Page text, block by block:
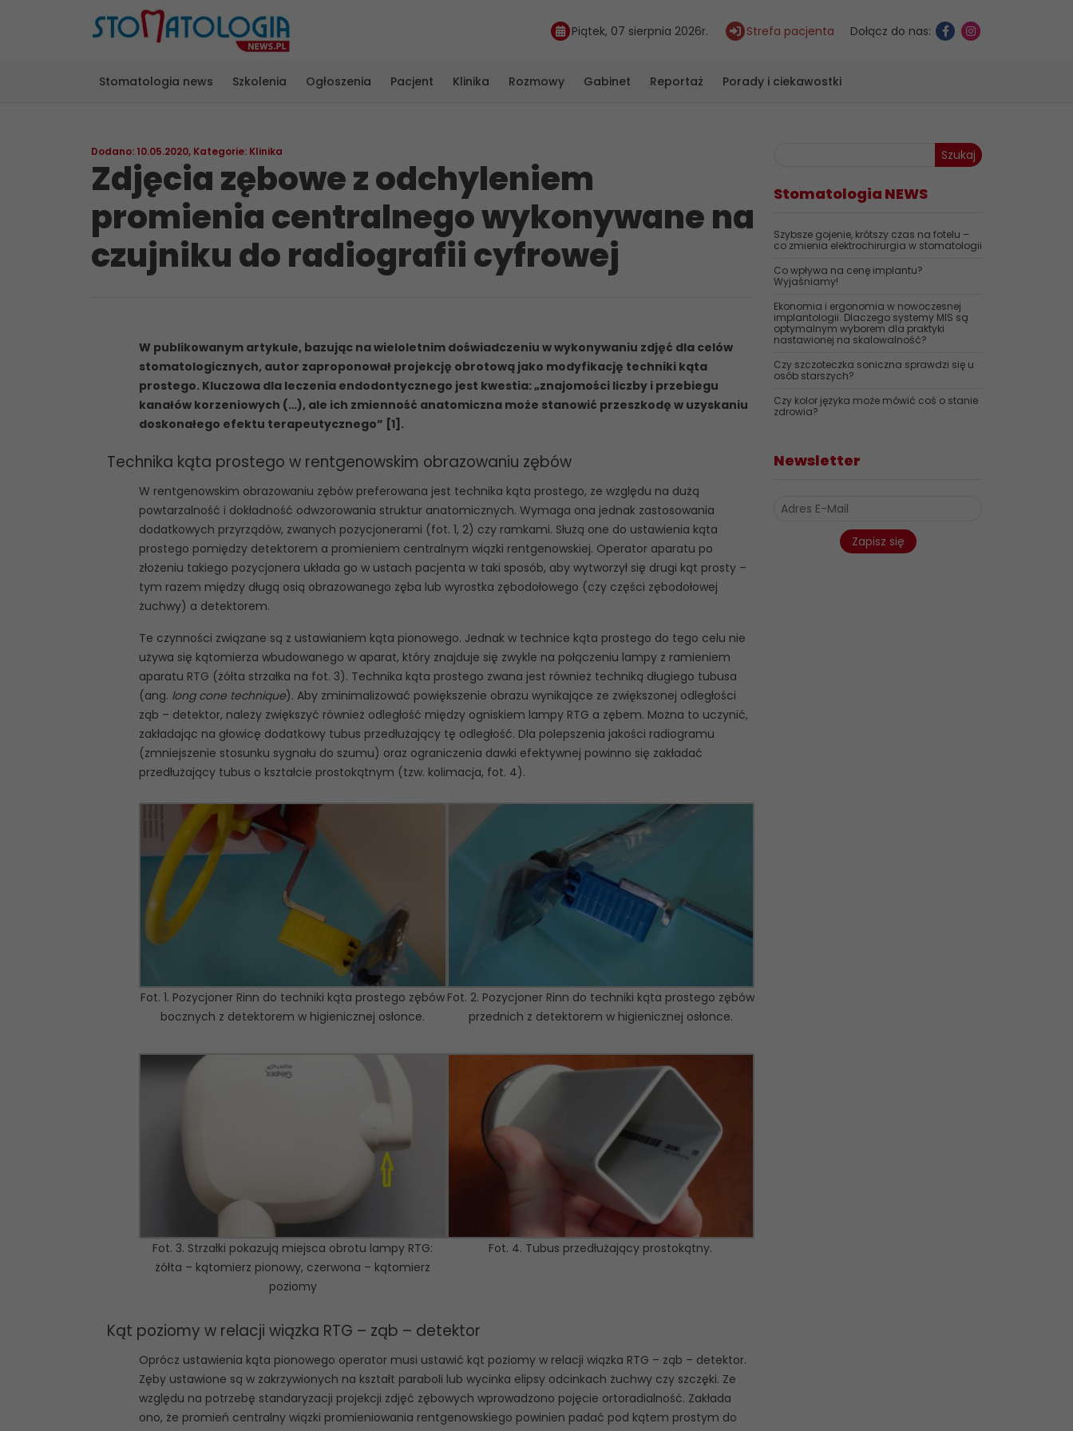
Piątek, 07 sierpnia 2026r. Strefa pacjenta Dołącz do nas:
Stomatologia news Szkolenia Ogłoszenia Pacjent Klinika Rozmowy Gabinet Reportaż Porady i ciekawostki
Dodano: 10.05.2020, Kategorie: Klinika
Zdjęcia zębowe z odchyleniem
promienia centralnego wykonywane na
czujniku do radiografii cyfrowej
W publikowanym artykule, bazując na wieloletnim doświadczeniu w wykonywaniu zdjęć dla celów
stomatologicznych, autor zaproponował projekcję obrotową jako modyfikację techniki kąta
prostego. Kluczowa dla leczenia endodontycznego jest kwestia: „znajomości liczby i przebiegu
kanałów korzeniowych (…), ale ich zmienność anatomiczna może stanowić przeszkodę w uzyskaniu
doskonałego efektu terapeutycznego” [1].
Technika kąta prostego w rentgenowskim obrazowaniu zębów
W rentgenowskim obrazowaniu zębów preferowana jest technika kąta prostego, ze względu na dużą
powtarzalność i dokładność odwzorowania struktur anatomicznych. Wymaga ona jednak zastosowania
dodatkowych przyrządów, zwanych pozycjonerami (fot. 1, 2) czy ramkami. Służą one do ustawienia kąta
prostego pomiędzy detektorem a promieniem centralnym wiązki rentgenowskiej. Operator aparatu po
złożeniu takiego pozycjonera układa go w ustach pacjenta w taki sposób, aby wytworzył się drugi kąt prosty –
tym razem między długą osią obrazowanego zęba lub wyrostka zębodołowego (czy części zębodołowej
żuchwy) a detektorem.
Te czynności związane są z ustawianiem kąta pionowego. Jednak w technice kąta prostego do tego celu nie
używa się kątomierza wbudowanego w aparat, który znajduje się zwykle na połączeniu lampy z ramieniem
aparatu RTG (żółta strzałka na fot. 3). Technika kąta prostego zwana jest również techniką długiego tubusa
(ang. long cone technique). Aby zminimalizować powiększenie obrazu wynikające ze zwiększonej odległości
ząb – detektor, należy zwiększyć również odległość między ogniskiem lampy RTG a zębem. Można to uczynić,
zakładając na głowicę dodatkowy tubus przedłużający tę odległość. Dla polepszenia jakości radiogramu
(zmniejszenie stosunku sygnału do szumu) oraz ograniczenia dawki efektywnej powinno się zakładać
przedłużający tubus o kształcie prostokątnym (tzw. kolimacja, fot. 4).
Fot. 1. Pozycjoner Rinn do techniki kąta prostego zębów
bocznych z detektorem w higienicznej osłonce.
Fot. 2. Pozycjoner Rinn do techniki kąta prostego zębów
przednich z detektorem w higienicznej osłonce.
Fot. 3. Strzałki pokazują miejsca obrotu lampy RTG:
żółta – kątomierz pionowy, czerwona – kątomierz
poziomy
Fot. 4. Tubus przedłużający prostokątny.
Kąt poziomy w relacji wiązka RTG – ząb – detektor
Oprócz ustawienia kąta pionowego operator musi ustawić kąt poziomy w relacji wiązka RTG – ząb – detektor.
Zęby ustawione są w zakrzywionych na kształt paraboli lub wycinka elipsy odcinkach żuchwy czy szczęki. Ze
względu na potrzebę standaryzacji projekcji zdjęć zębowych wprowadzono pojęcie ortoradialność. Zakłada
ono, że promień centralny wiązki promieniowania rentgenowskiego powinien padać pod kątem prostym do
Szukaj
Stomatologia NEWS
Szybsze gojenie, krótszy czas na fotelu –
co zmienia elektrochirurgia w stomatologii
Co wpływa na cenę implantu?
Wyjaśniamy!
Ekonomia i ergonomia w nowoczesnej
implantologii. Dlaczego systemy MIS są
optymalnym wyborem dla praktyki
nastawionej na skalowalność?
Czy szczoteczka soniczna sprawdzi się u
osób starszych?
Czy kolor języka może mówić coś o stanie
zdrowia?
Newsletter
Zapisz się